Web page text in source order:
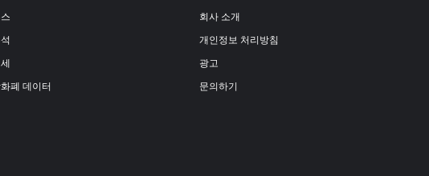
폐 데이터
회사 소개
개인정보 처리방침
광고
문의하기